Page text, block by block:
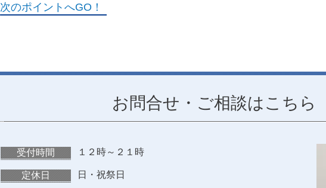
次のポイントへGO！
お問合せ・ご相談はこちら
受付時間 １２時～２１時
定休日 日・祝祭日